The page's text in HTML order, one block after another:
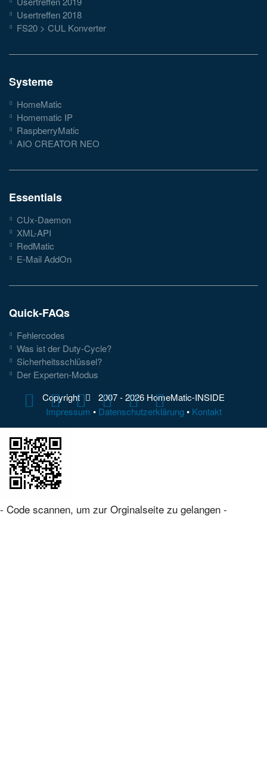
Usertreffen 2018
FS20 > CUL Konverter
Systeme
HomeMatic
Homematic IP
RaspberryMatic
AIO CREATOR NEO
Essentials
CUx-Daemon
XML-API
RedMatic
E-Mail AddOn
Quick-FAQs
Fehlercodes
Was ist der Duty-Cycle?
Sicherheitsschlüssel?
Der Experten-Modus
Copyright
2007 - 2026 HomeMatic-INSIDE
Impressum • Datenschutzerklärung• Kontakt
- Code scannen, um zur Orginalseite zu gelangen -